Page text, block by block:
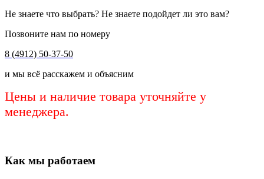
Не знаете что выбрать? Не знаете подойдет ли это вам?
Позвоните нам по номеру
8 (4912) 50-37-50
и мы всё расскажем и объясним
Цены и наличие товара уточняйте у
менеджера.
Как мы работаем